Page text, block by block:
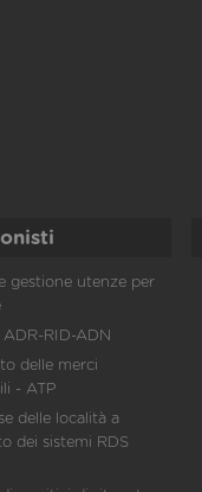
gestione utenze per
ADR-RID-ADN
delle merci
- ATP
delle località a
dei sistemi RDS